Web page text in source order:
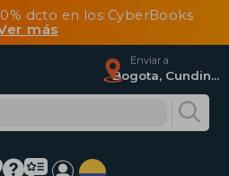
dcto en los CyberBooks
más
Enviar a
Bogota, Cundinamarca